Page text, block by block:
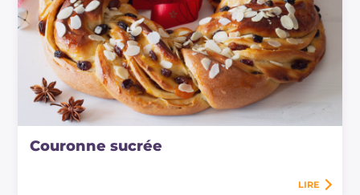
Couronne sucrée
LIRE